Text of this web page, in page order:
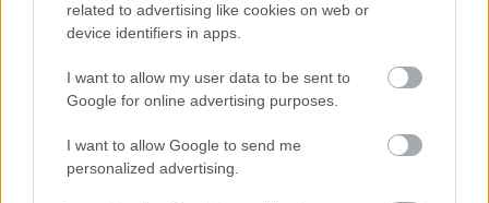
related to advertising like cookies on web or
device identifiers in apps.
I want to allow my user data to be sent to
Google for online advertising purposes.
I want to allow Google to send me
personalized advertising.
7. Van egy kistestvére